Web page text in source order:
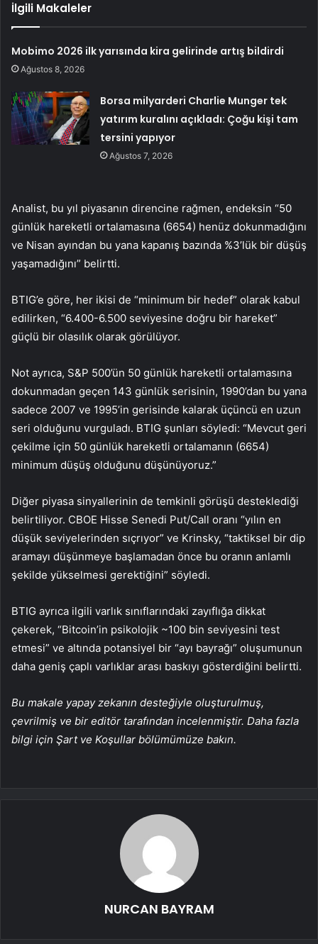
İlgili Makaleler
Mobimo 2026 ilk yarısında kira gelirinde artış bildirdi
Ağustos 8, 2026
Borsa milyarderi Charlie Munger tek
yatırım kuralını açıkladı: Çoğu kişi tam
tersini yapıyor
Ağustos 7, 2026
Analist, bu yıl piyasanın direncine rağmen, endeksin “50
günlük hareketli ortalamasına (6654) henüz dokunmadığını
ve Nisan ayından bu yana kapanış bazında %3’lük bir düşüş
yaşamadığını” belirtti.
BTIG’e göre, her ikisi de “minimum bir hedef” olarak kabul
edilirken, “6.400-6.500 seviyesine doğru bir hareket”
güçlü bir olasılık olarak görülüyor.
Not ayrıca, S&P 500’ün 50 günlük hareketli ortalamasına
dokunmadan geçen 143 günlük serisinin, 1990’dan bu yana
sadece 2007 ve 1995’in gerisinde kalarak üçüncü en uzun
seri olduğunu vurguladı. BTIG şunları söyledi: “Mevcut geri
çekilme için 50 günlük hareketli ortalamanın (6654)
minimum düşüş olduğunu düşünüyoruz.”
Diğer piyasa sinyallerinin de temkinli görüşü desteklediği
belirtiliyor. CBOE Hisse Senedi Put/Call oranı “yılın en
düşük seviyelerinden sıçrıyor” ve Krinsky, “taktiksel bir dip
aramayı düşünmeye başlamadan önce bu oranın anlamlı
şekilde yükselmesi gerektiğini” söyledi.
BTIG ayrıca ilgili varlık sınıflarındaki zayıflığa dikkat
çekerek, “Bitcoin’in psikolojik ~100 bin seviyesini test
etmesi” ve altında potansiyel bir “ayı bayrağı” oluşumunun
daha geniş çaplı varlıklar arası baskıyı gösterdiğini belirtti.
Bu makale yapay zekanın desteğiyle oluşturulmuş,
çevrilmiş ve bir editör tarafından incelenmiştir. Daha fazla
bilgi için Şart ve Koşullar bölümümüze bakın.
NURCAN BAYRAM